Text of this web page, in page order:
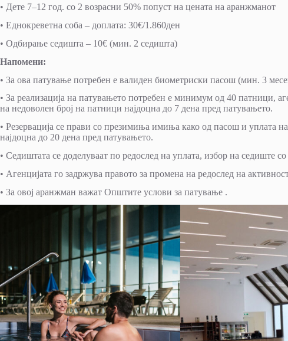
• Дете 7–12 год. со 2 возрасни 50% попуст на цената на аранжманот
• Еднокреветна соба – доплата: 30€/1.860ден
• Одбирање седишта – 10€ (мин. 2 седишта)
Напомени:
• За ова патување потребен е валиден биометриски пасош (мин. 3
• За реализација на патувањето потребен е минимум од 40 патници,
на недоволен број на патници најдоцна до 7 дена пред патувањето.
• Резервација се прави со презимиња имиња како од пасош и уплата
најдоцна до 20 дена пред патувањето.
• Седиштата се доделуваат по редослед на уплата, избор на седиште со
• Агенцијата го задржува правото за промена на редослед на
• За овој аранжман важат Општите услови за патување .